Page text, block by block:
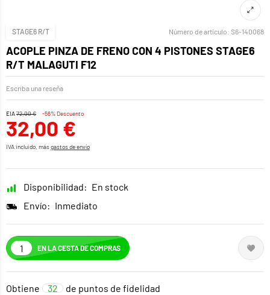
STAGE6 R/T Número de artículo: S6-140068
ACOPLE PINZA DE FRENO CON 4 PISTONES STAGE6
R/T MALAGUTI F12
Escriba una reseña
EIA72,00 € -56% Descuento
32,00 €
IVA incluido, másgastos de envío
Disponibilidad: En stock
Envío: Inmediato
EN LA CESTA DE COMPRAS
Obtiene 32
de puntos de fidelidad